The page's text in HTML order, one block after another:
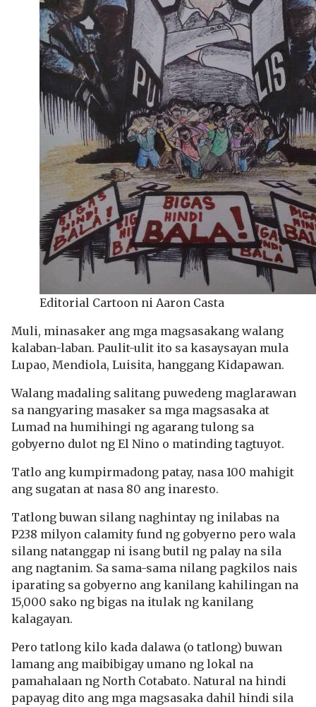
Editorial Cartoon ni Aaron Casta
Muli, minasaker ang mga magsasakang walang
kalaban-laban. Paulit-ulit ito sa kasaysayan mula
Lupao, Mendiola, Luisita, hanggang Kidapawan.
Walang madaling salitang puwedeng maglarawan
sa nangyaring masaker sa mga magsasaka at
Lumad na humihingi ng agarang tulong sa
gobyerno dulot ng El Nino o matinding tagtuyot.
Tatlo ang kumpirmadong patay, nasa 100 mahigit
ang sugatan at nasa 80 ang inaresto.
Tatlong buwan silang naghintay ng inilabas na
P238 milyon calamity fund ng gobyerno pero wala
silang natanggap ni isang butil ng palay na sila
ang nagtanim. Sa sama-sama nilang pagkilos nais
iparating sa gobyerno ang kanilang kahilingan na
15,000 sako ng bigas na itulak ng kanilang
kalagayan.
Pero tatlong kilo kada dalawa (o tatlong) buwan
lamang ang maibibigay umano ng lokal na
pamahalaan ng North Cotabato. Natural na hindi
papayag dito ang mga magsasaka dahil hindi sila